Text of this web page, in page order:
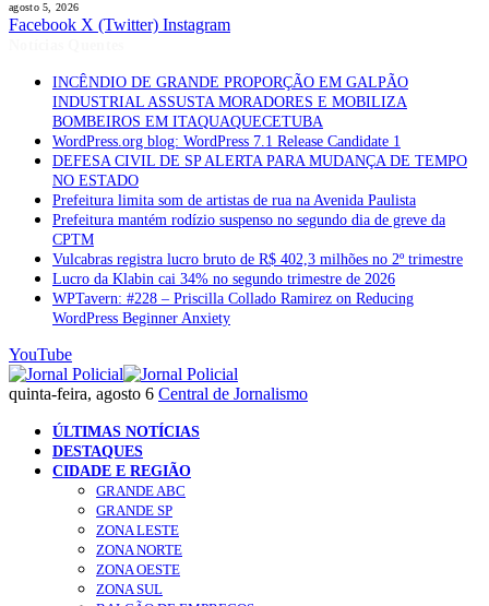
agosto 5, 2026
Facebook X (Twitter) Instagram
INCÊNDIO DE GRANDE PROPORÇÃO EM GALPÃO
INDUSTRIAL ASSUSTA MORADORES E MOBILIZA
BOMBEIROS EM ITAQUAQUECETUBA
WordPress.org blog: WordPress 7.1 Release Candidate 1
DEFESA CIVIL DE SP ALERTA PARA MUDANÇA DE TEMPO
NO ESTADO
Prefeitura limita som de artistas de rua na Avenida Paulista
Prefeitura mantém rodízio suspenso no segundo dia de greve da
CPTM
Vulcabras registra lucro bruto de R$ 402,3 milhões no 2º trimestre
Lucro da Klabin cai 34% no segundo trimestre de 2026
WPTavern: #228 – Priscilla Collado Ramirez on Reducing
WordPress Beginner Anxiety
YouTube
quinta-feira, agosto 6 Central de Jornalismo
ÚLTIMAS NOTÍCIAS
DESTAQUES
CIDADE E REGIÃO
GRANDE ABC
GRANDE SP
ZONA LESTE
ZONA NORTE
ZONA OESTE
ZONA SUL